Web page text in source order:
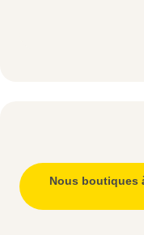
Nous boutiques